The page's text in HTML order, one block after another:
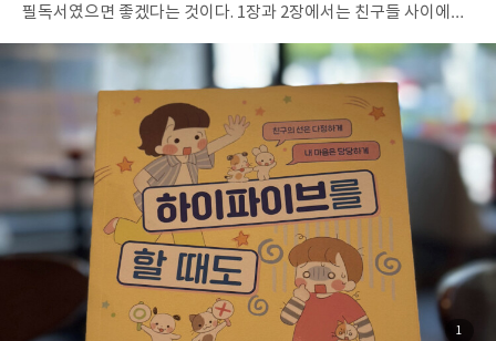
필독서였으면 좋겠다는 것이다. 1장과 2장에서는 친구들 사이에서
은 마음이 아니라 내가 불편하지 않아도 친구는 불편할 수 있다는
것,나는 재미있어도 친구는 재미없을 수 있다는 것 등을 초등학교
저학년이 읽어도 이해할 수 있도록 쉽게 쓰여져있다. 불편해하는 친
구들한테 '그냥 좋게 넘어가', '좋은게 좋은거지', '친구가 같이 놀
고 싶다고 하잖아' 라면서 강요하고 불편해하는 친구들은 '쟤는 예
민해', '저러니까 오히려 불편하네' 등등 안좋게 말하는 경우가 많은
데 불편한건 불편한거라는걸 알려줘서 너무나 좋았다.불편해하는
친구들은 저런 경우에 처음엔 표현을 하다가도 포기하고 스트레스
받는 경우가 많이 때문에 이 책을 많은 아이들이 읽어서 불편한 친구
들은 내가 이상한게 아니라는 위로는 받았으면 좋겠고, 강요를 하는
친구들은 다른사람의 마음이 자신과는 다를 수도 있다는 걸 깨달았
으면 좋겠다. 3장은 내 몸과 마음을 지키는 방법으로 제안을 거정해
첨
1